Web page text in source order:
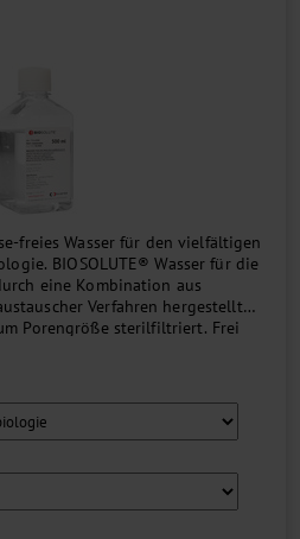
freies Wasser für den vielfältigen
BIOSOLUTE® Wasser für die
eine Kombination aus
Verfahren hergestellt
Porengröße sterilfiltriert. Frei